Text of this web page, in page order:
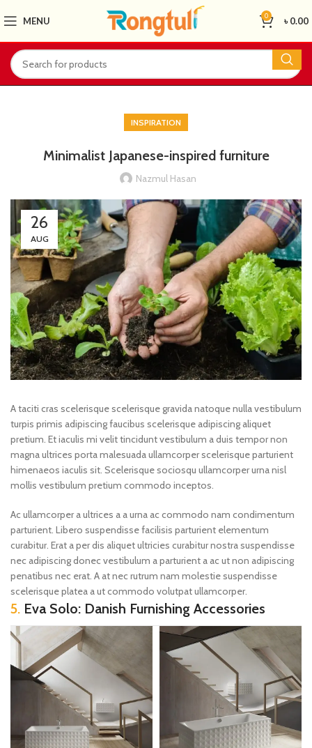
MENU 0 ৳0.00
INSPIRATION
Minimalist Japanese-inspired furniture
Nazmul Hasan
26
AUG
A taciti cras scelerisque scelerisque gravida natoque nulla vestibulum
turpis primis adipiscing faucibus scelerisque adipiscing aliquet
pretium. Et iaculis mi velit tincidunt vestibulum a duis tempor non
magna ultrices porta malesuada ullamcorper scelerisque parturient
himenaeos iaculis sit. Scelerisque sociosqu ullamcorper urna nisl
mollis vestibulum pretium commodo inceptos.
Ac ullamcorper a ultrices a a urna ac commodo nam condimentum
parturient. Libero suspendisse facilisis parturient elementum
curabitur. Erat a per dis aliquet ultricies curabitur nostra suspendisse
nec adipiscing donec vestibulum a parturient a ac ut non adipiscing
penatibus nec erat. A at nec rutrum nam molestie suspendisse
scelerisque platea a ut commodo volutpat ullamcorper.
5. Eva Solo: Danish Furnishing Accessories